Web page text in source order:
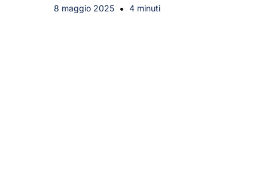
8 maggio 2025 • 4 minuti